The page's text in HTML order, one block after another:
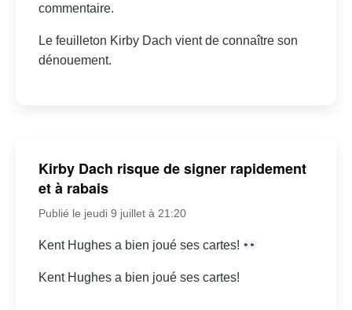
commentaire.
Le feuilleton Kirby Dach vient de connaître son
dénouement.
Kirby Dach risque de signer rapidement
et à rabais
Publié le jeudi 9 juillet à 21:20
Kent Hughes a bien joué ses cartes!
Kent Hughes a bien joué ses cartes!